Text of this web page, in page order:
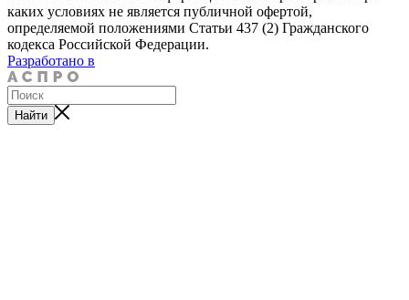
каких условиях не является публичной офертой,
определяемой положениями Статьи 437 (2) Гражданского
кодекса Российской Федерации.
Разработано в
Найти